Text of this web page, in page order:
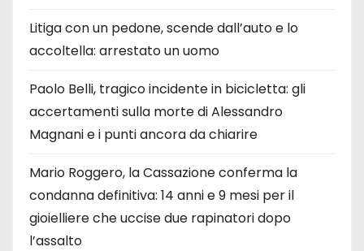
Litiga con un pedone, scende dall’auto e lo
accoltella: arrestato un uomo
Paolo Belli, tragico incidente in bicicletta: gli
accertamenti sulla morte di Alessandro
Magnani e i punti ancora da chiarire
Mario Roggero, la Cassazione conferma la
condanna definitiva: 14 anni e 9 mesi per il
gioielliere che uccise due rapinatori dopo
l’assalto